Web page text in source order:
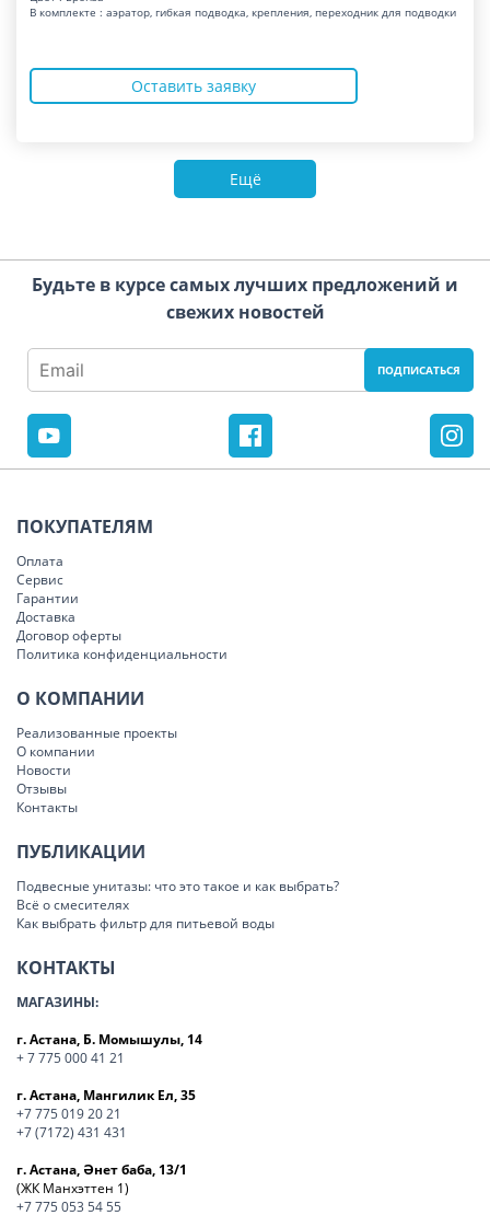
В комплекте : аэратор, гибкая подводка, крепления, переходник для подводки
Оставить заявку
Ещё
Будьте в курсе самых лучших предложений и
свежих новостей
ПОКУПАТЕЛЯМ
Оплата
Сервис
Гарантии
Доставка
Договор оферты
Политика конфиденциальности
О КОМПАНИИ
Реализованные проекты
О компании
Новости
Отзывы
Контакты
ПУБЛИКАЦИИ
Подвесные унитазы: что это такое и как выбрать?
Всё о смесителях
Как выбрать фильтр для питьевой воды
КОНТАКТЫ
МАГАЗИНЫ:
г. Астана, Б. Момышулы, 14
+ 7 775 000 41 21
г. Астана, Мангилик Ел, 35
+7 775 019 20 21
+7 (7172) 431 431
г. Астана, Әнет баба, 13/1
(ЖК Манхэттен 1)
+7 775 053 54 55